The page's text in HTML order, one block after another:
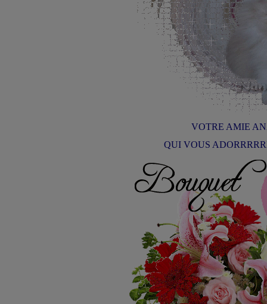
VOTRE AMIE
QUI VOUS